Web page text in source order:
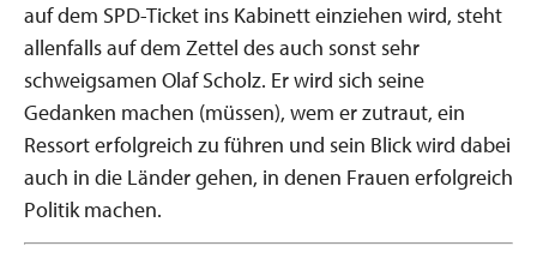
auf dem SPD-Ticket ins Kabinett einziehen wird, steht
allenfalls auf dem Zettel des auch sonst sehr
schweigsamen Olaf Scholz. Er wird sich seine
Gedanken machen (müssen), wem er zutraut, ein
Ressort erfolgreich zu führen und sein Blick wird dabei
auch in die Länder gehen, in denen Frauen erfolgreich
Politik machen.